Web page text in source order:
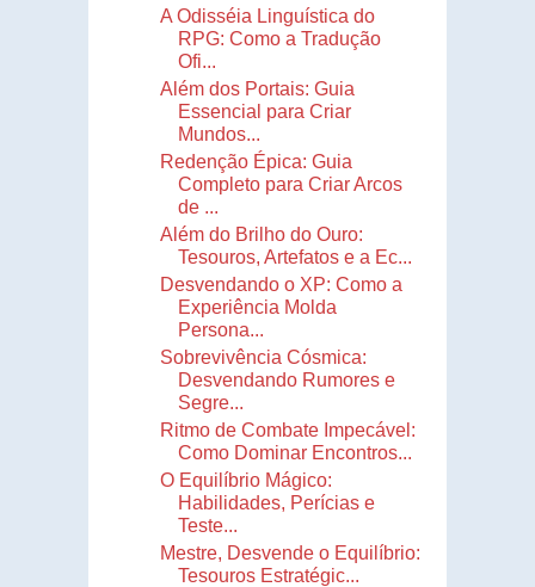
A Odisséia Linguística do
RPG: Como a Tradução
Ofi...
Além dos Portais: Guia
Essencial para Criar
Mundos...
Redenção Épica: Guia
Completo para Criar Arcos
de ...
Além do Brilho do Ouro:
Tesouros, Artefatos e a Ec...
Desvendando o XP: Como a
Experiência Molda
Persona...
Sobrevivência Cósmica:
Desvendando Rumores e
Segre...
Ritmo de Combate Impecável:
Como Dominar Encontros...
O Equilíbrio Mágico:
Habilidades, Perícias e
Teste...
Mestre, Desvende o Equilíbrio:
Tesouros Estratégic...